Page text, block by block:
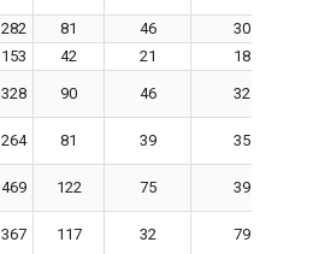
282 81 46
30
153 42 21
18
328 90 46 32
264 81 39 35
469 122 75 39
367 117 32 79